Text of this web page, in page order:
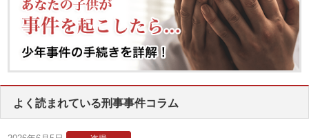
よく読まれている刑事事件コラム